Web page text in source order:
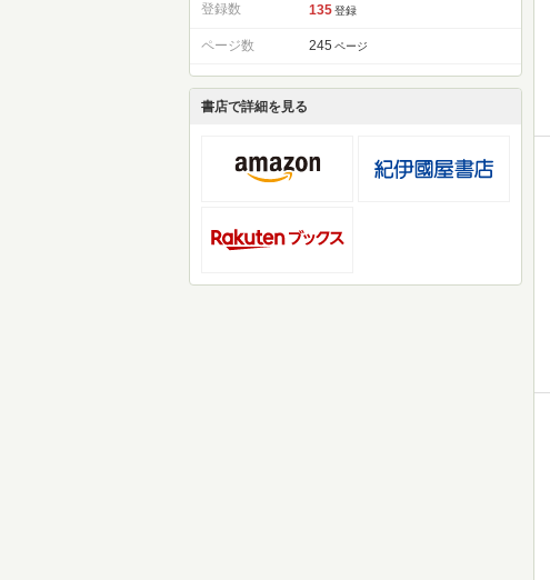
登録数 135 登録
ページ数 245 ページ
書店で詳細を見る